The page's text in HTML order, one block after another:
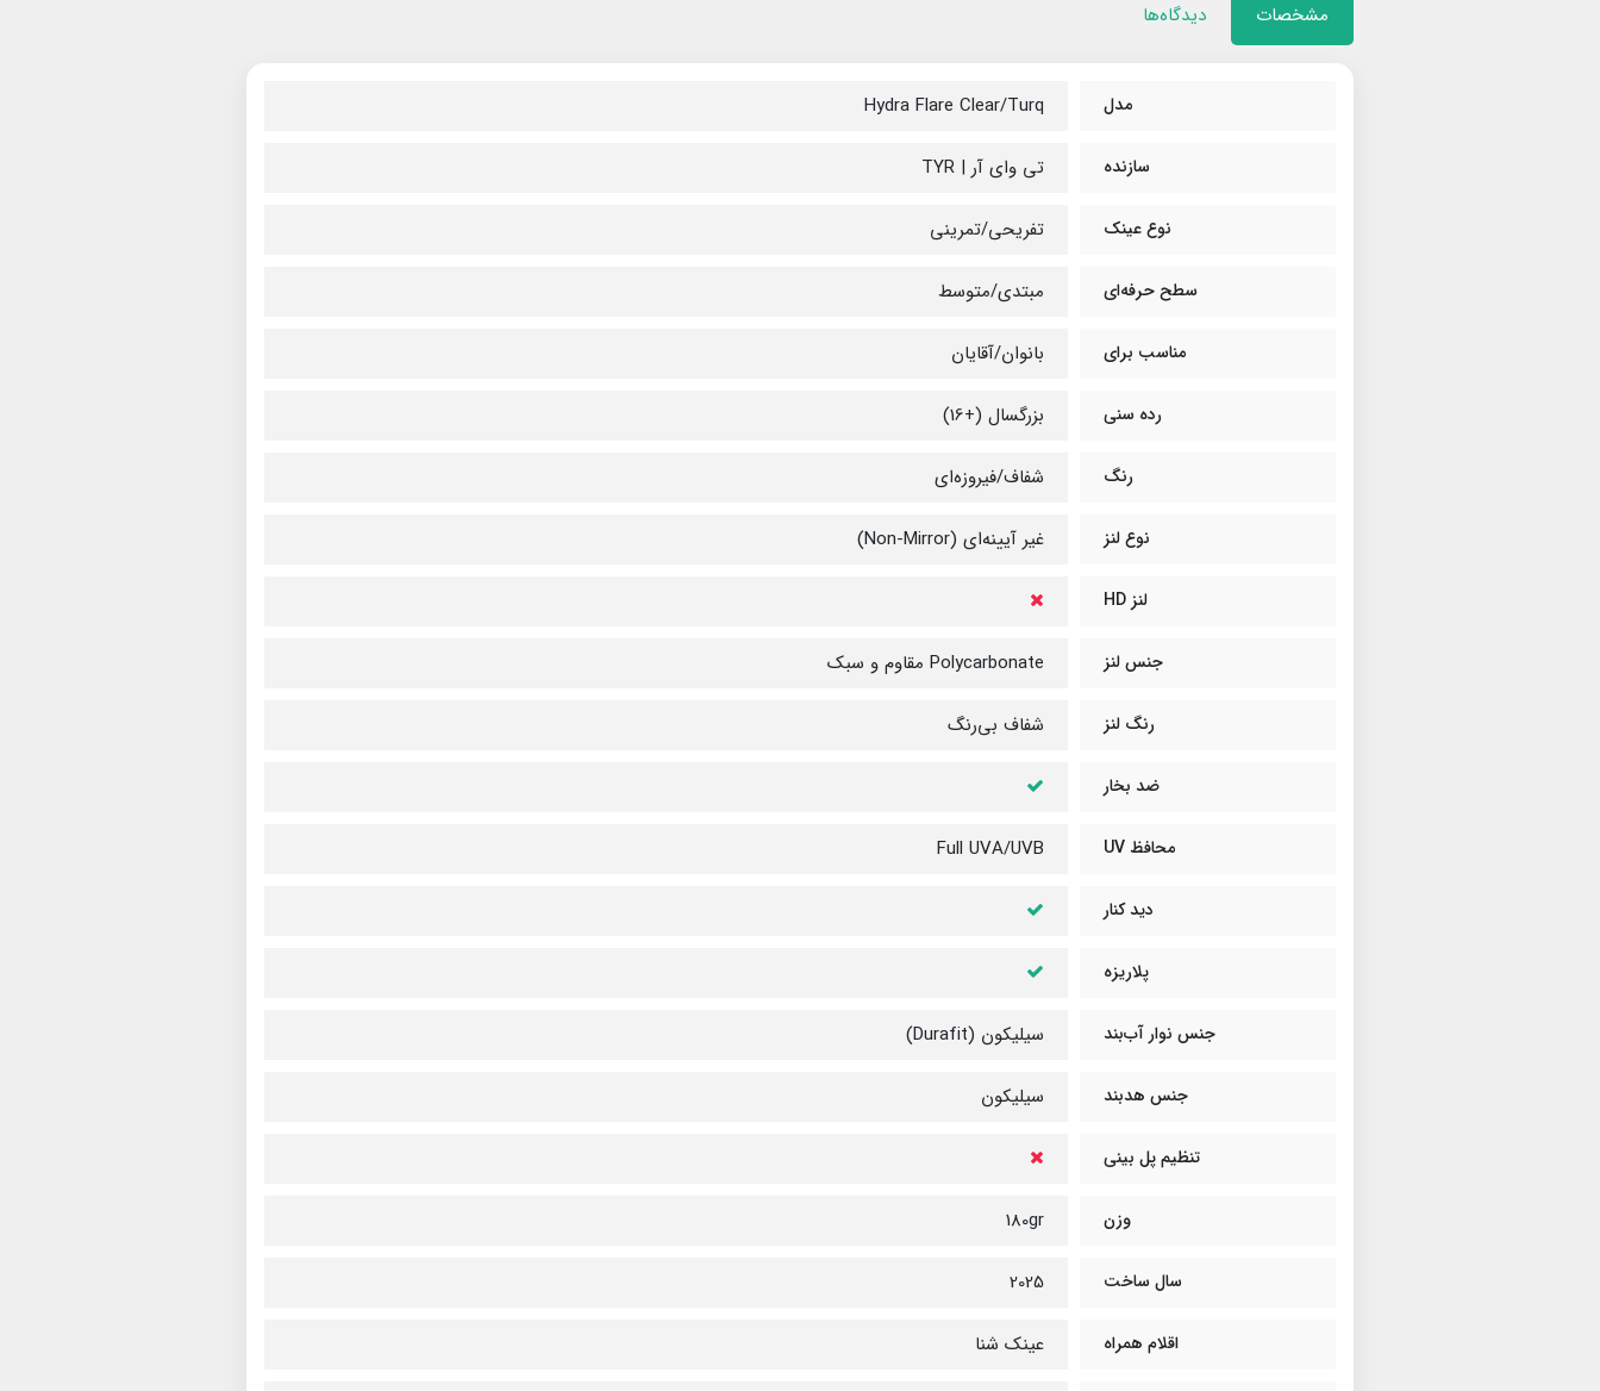
مشخصات دیدگاه‌ها
مدل Hydra Flare Clear/Turq
سازنده تی وای آر | TYR
نوع عینک تفریحی/تمرینی
سطح حرفه‌ای مبتدی/متوسط
مناسب برای بانوان/آقایان
رده سنی بزرگسال (+16)
رنگ شفاف/فیروزه‌ای
نوع لنز غیر آیینه‌ای (Non-Mirror)
لنز HD
جنس لنز Polycarbonate مقاوم و سبک
رنگ لنز شفاف بی‌رنگ
ضد بخار
محافظ UV Full UVA/UVB
دید کنار
پلاریزه
جنس نوار آب‌بند سیلیکون (Durafit)
جنس هدبند سیلیکون
تنظیم پل بینی
وزن 180gr
سال ساخت 2025
اقلام همراه عینک شنا